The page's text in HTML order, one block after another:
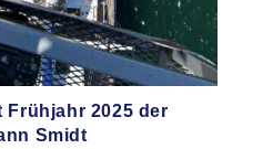
Frühjahr 2025 der
Smidt